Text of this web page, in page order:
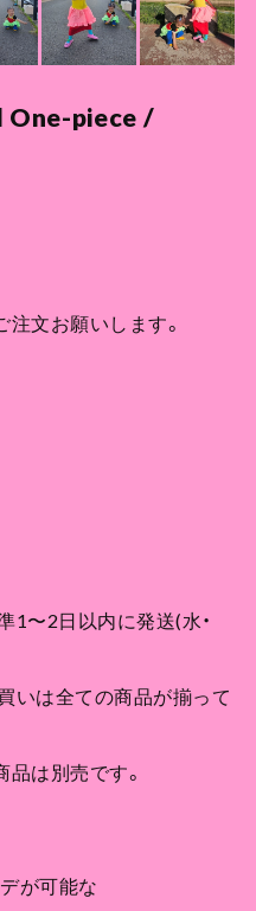
One-piece /
注文お願いします。
1〜2日以内に発送(水・
いは全ての商品が揃って
は別売です。
が可能な